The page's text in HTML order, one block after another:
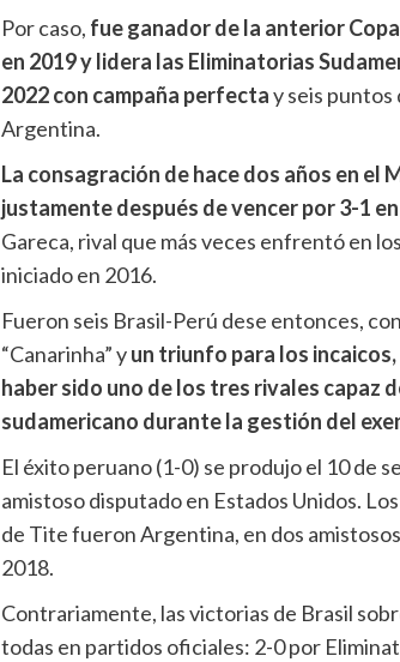
Por caso, fue ganador de la anterior
en 2019 y lidera las Eliminatorias
2022 con campaña perfectay seis puntos
Argentina.
La consagración de hace dos años en el
justamente después de vencer por 3-1
Gareca, rival que más veces enfrentó en
iniciado en 2016.
Fueron seis Brasil-Perú dese entonces,
“Canarinha” yun triunfo para los
haber sido uno de los tres rivales capaz
sudamericano durante la gestión del
El éxito peruano (1-0) se produjo el 10 de
amistoso disputado en Estados Unidos.
de Tite fueron Argentina, en dos
2018.
Contrariamente, las victorias de Brasil
todas en partidos oficiales: 2-0 por